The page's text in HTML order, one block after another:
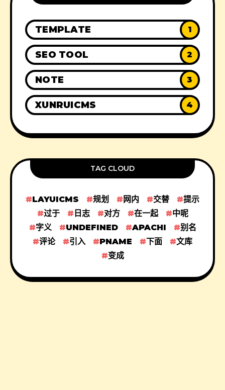
TEMPLATE 1
SEO TOOL 2
NOTE 3
XUNRUICMS 4
TAG CLOUD
LAYUICMS 规划 网内 交替
提示
过于
日志 对方 在一起
中呢
字义
UNDEFINED APACHI
别名
评论
引入 PNAME 下面
文库
变成